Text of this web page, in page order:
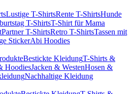
Lustige T-ShirtsRente T-ShirtsHunde
T-ShirtsT-Shirt für Mama
Partner T-ShirtsRetro T-ShirtsTassen mit
StickerAbi Hoodies
Bestickte KleidungT-Shirts &
HoodiesJacken & WestenHosen &
Nachhaltige Kleidung